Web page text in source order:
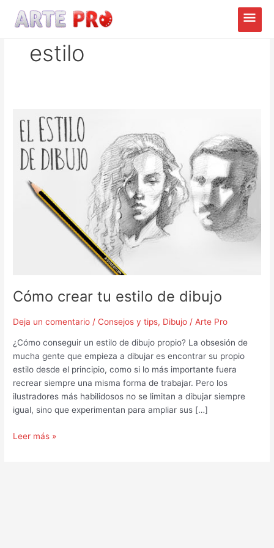
Menú
estilo
Cómo crear tu estilo de dibujo
Deja un comentario /Consejos y tips, Dibujo /Arte Pro
¿Cómo conseguir un estilo de dibujo propio? La obsesión de
mucha gente que empieza a dibujar es encontrar su propio
estilo desde el principio, como si lo más importante fuera
recrear siempre una misma forma de trabajar. Pero los
ilustradores más habilidosos no se limitan a dibujar siempre
igual, sino que experimentan para ampliar sus […]
crear
tu
estilo
de
dibujo
Leer más »